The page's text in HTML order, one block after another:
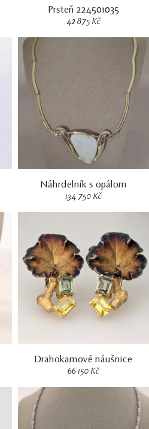
Prsteň 224501035
42 875 Kč
Náhrdelník s opálom
134 750 Kč
Drahokamové náušnice
66 150 Kč